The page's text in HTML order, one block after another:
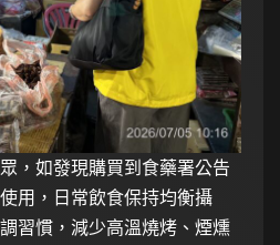
，如發現購買到食藥署公告
用，日常飲食保持均衡攝
習慣，減少高溫燒烤、煙燻